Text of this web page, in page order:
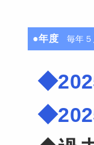
●年度毎年５